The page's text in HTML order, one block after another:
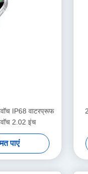
IP68 वाटरप्रूफ
2.02 इंच
पाएं